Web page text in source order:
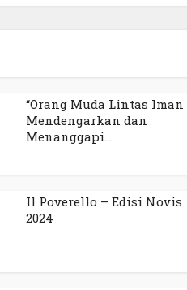
“Orang Muda Lintas Iman
Mendengarkan dan
Menanggapi...
Il Poverello – Edisi Novis
2024